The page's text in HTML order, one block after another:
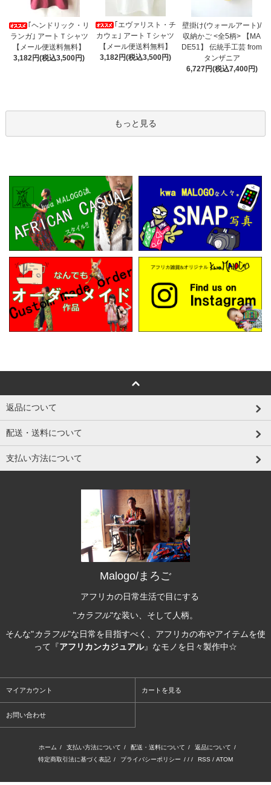
｢ヘンドリック・リ
ランガ｣ アートＴシャツ
【メール便送料無料】
3,182円(税込3,500円)
｢エヴァリスト・チ
カウェ｣ アートＴシャツ
【メール便送料無料】
3,182円(税込3,500円)
壁掛け(ウォールアート)/
収納かご <全5柄> 【MA
DE51】 伝統手工芸 from
タンザニア
6,727円(税込7,400円)
もっと見る
返品について
配送・送料について
支払い方法について
Malogo/まろご
アフリカの日常生活で目にする
"カラフル"な装い、そして人柄。
そんな"カラフル"な日常を目指すべく、アフリカの布やアイテムを使
って『アフリカンカジュアル』なモノを日々製作中☆
マイアカウント カートを見る
お問い合わせ
ホーム / 支払い方法について / 配送・送料について / 返品について /
特定商取引法に基づく表記 / プライバシーポリシー / / / RSS / ATOM